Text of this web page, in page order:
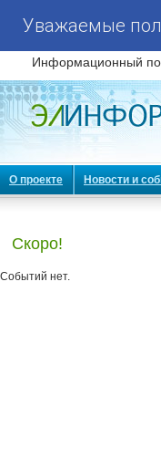
Уважаемые
Информационный
О проекте Новости и
Скоро!
Событий нет.